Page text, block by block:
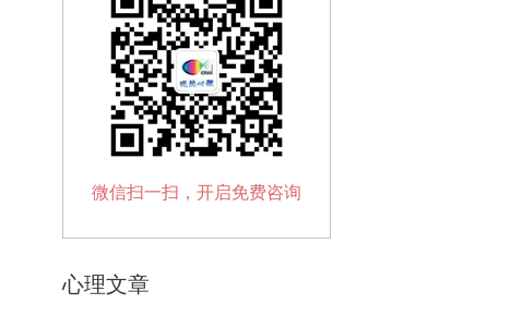
微信扫一扫，开启免费咨询
心理文章